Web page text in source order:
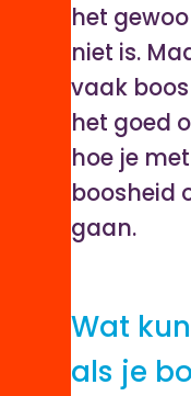
het
niet is.
vaak
het goed
hoe je
boosheid
gaan.
Wat
als je